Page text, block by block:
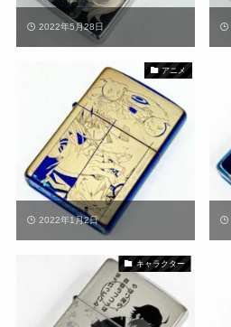
2022年5月28日
アニメ
2022年1月2日
キャラクター